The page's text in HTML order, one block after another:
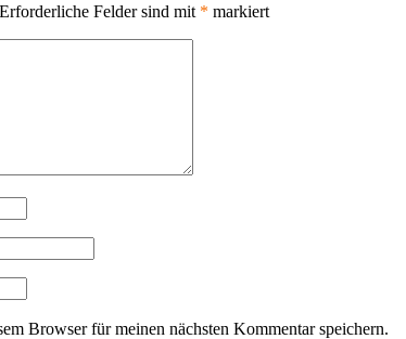
Erforderliche Felder sind mit * markiert
Browser für meinen nächsten Kommentar speichern.